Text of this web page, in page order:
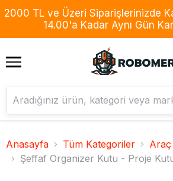
2000 TL ve Üzeri Siparişlerinizde
14.00'a Kadar Aynı Gün
Anasayfa Tüm Kategoriler
Şeffaf Organizer Kutu - Proje